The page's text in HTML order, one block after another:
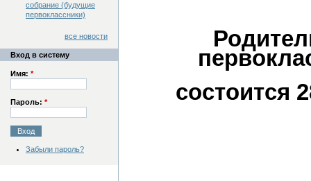
состоится
собрание (будущие
первоклассники)
все новости
Вход в систему
Имя: *
Пароль: *
Забыли пароль?